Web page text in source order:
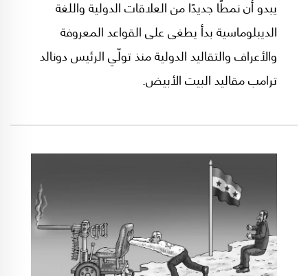
يبدو أن نمطًا جديدًا من العلاقات الدولية واللغة
الديبلوماسية بدأ يطغى على القواعد المعروفة
والأعراف والتقاليد الدولية منذ تولّي الرئيس دونالد
ترامب مقاليد البيت الأبيض.